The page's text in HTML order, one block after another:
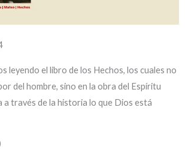
leyendo el libro de los Hechos, los cuales no
del hombre, sino en la obra del Espíritu
a través de la historia lo que Dios está